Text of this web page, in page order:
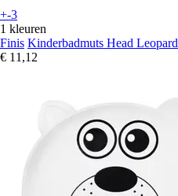
+-3
1 kleuren
Finis Kinderbadmuts Head Leopard
€ 11,12